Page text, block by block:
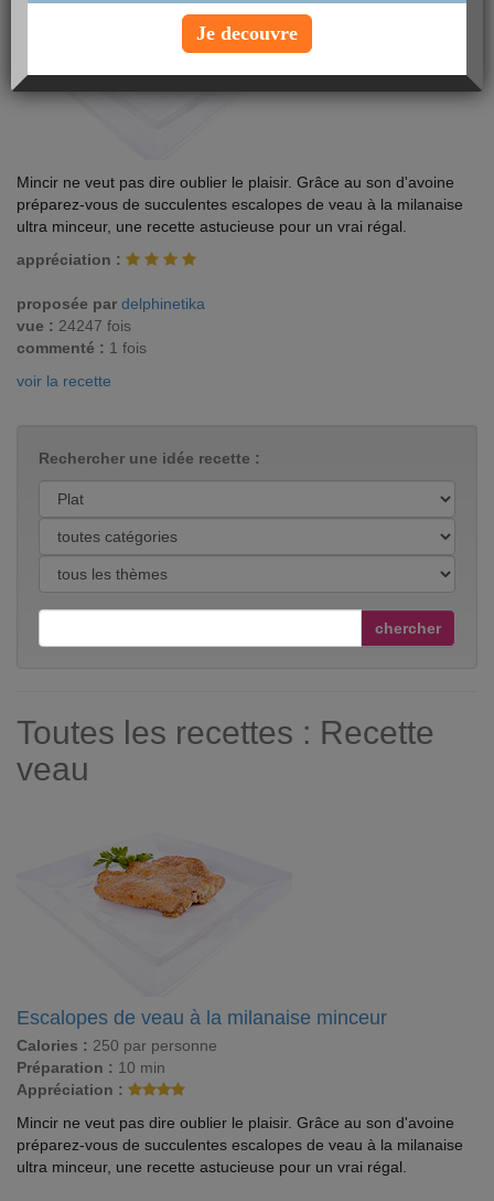
Mincir ne veut pas dire oublier le plaisir. Grâce au son d'avoine
préparez-vous de succulentes escalopes de veau à la milanaise
ultra minceur, une recette astucieuse pour un vrai régal.
appréciation :
proposée par delphinetika
vue : 24247 fois
commenté : 1 fois
voir la recette
Rechercher une idée recette :
chercher
Toutes les recettes : Recette
veau
Escalopes de veau à la milanaise minceur
Calories : 250 par personne
Préparation : 10 min
Appréciation :
Mincir ne veut pas dire oublier le plaisir. Grâce au son d'avoine
préparez-vous de succulentes escalopes de veau à la milanaise
ultra minceur, une recette astucieuse pour un vrai régal.
Je decouvre